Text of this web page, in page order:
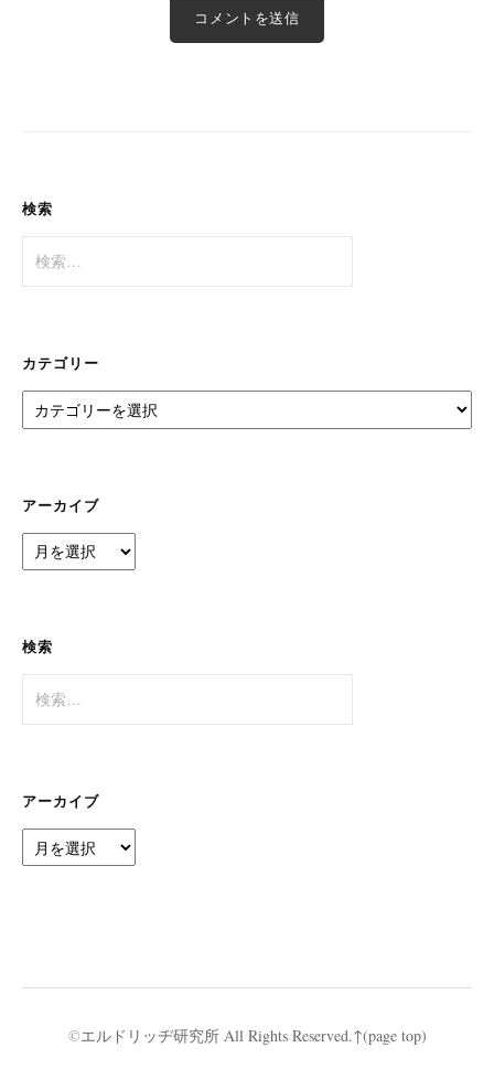
検索
索:
カテゴリー
テ
ー
アーカイブ
ー
ブ
検索
索:
アーカイブ
ー
©エルドリッヂ研究所All Rights Reserved.↑(page top)